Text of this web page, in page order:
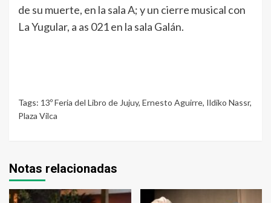
de su muerte, en la sala A; y un cierre musical con
La Yugular, a as 021 en la sala Galán.
Tags: 13º Feria del Libro de Jujuy, Ernesto Aguirre, Ildiko Nassr,
Plaza Vilca
Notas relacionadas